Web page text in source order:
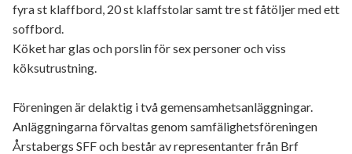
fyra st klaffbord, 20 st klaffstolar samt tre st fåtöljer med ett
soffbord.
Köket har glas och porslin för sex personer och viss
köksutrustning.
Föreningen är delaktig i två gemensamhetsanläggningar.
Anläggningarna förvaltas genom samfälighetsföreningen
Årstabergs SFF och består av representanter från Brf